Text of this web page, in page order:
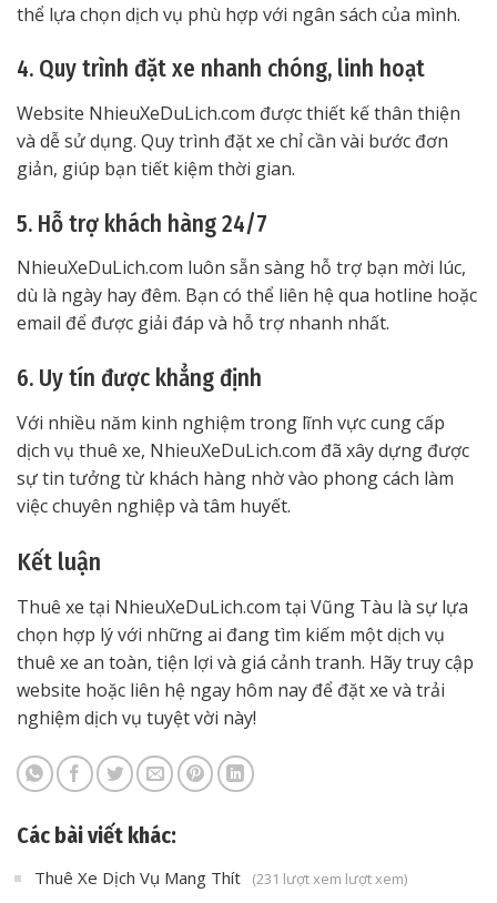
thể lựa chọn dịch vụ phù hợp với ngân sách của mình.
4. Quy trình đặt xe nhanh chóng, linh hoạt
Website NhieuXeDuLich.com được thiết kế thân thiện
và dễ sử dụng. Quy trình đặt xe chỉ cần vài bước đơn
giản, giúp bạn tiết kiệm thời gian.
5. Hỗ trợ khách hàng 24/7
NhieuXeDuLich.com luôn sẵn sàng hỗ trợ bạn mời lúc,
dù là ngày hay đêm. Bạn có thể liên hệ qua hotline hoặc
email để được giải đáp và hỗ trợ nhanh nhất.
6. Uy tín được khẳng định
Với nhiều năm kinh nghiệm trong lĩnh vực cung cấp
dịch vụ thuê xe, NhieuXeDuLich.com đã xây dựng được
sự tin tưởng từ khách hàng nhờ vào phong cách làm
việc chuyên nghiệp và tâm huyết.
Kết luận
Thuê xe tại NhieuXeDuLich.com tại Vũng Tàu là sự lựa
chọn hợp lý với những ai đang tìm kiếm một dịch vụ
thuê xe an toàn, tiện lợi và giá cảnh tranh. Hãy truy cập
website hoặc liên hệ ngay hôm nay để đặt xe và trải
nghiệm dịch vụ tuyệt vời này!
Các bài viết khác:
Thuê Xe Dịch Vụ Mang Thít (231 lượt xem lượt xem)